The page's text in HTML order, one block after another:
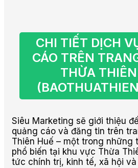
CHI TIẾT DỊCH
CÁO TRÊN
THỪA
Siêu Marketing sẽ giới thiệu
quảng cáo và đăng tin trên
Thiên Huế – một trong những
phổ biến tại khu vực Thừa
tức chính trị, kinh tế, xã hội và